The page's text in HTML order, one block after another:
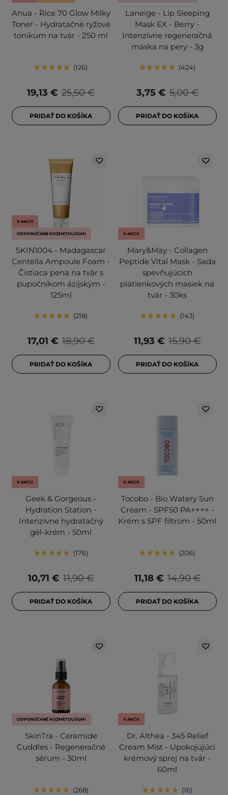
Anua - Rice 70 Glow Milky
Toner - Hydratačné ryžové
tonikum na tvár - 250 ml
126
25,50 €
19,13 €
PRIDAŤ DO KOŠÍKA
Laneige - Lip Sleeping
Mask EX - Berry -
Intenzívne regeneračná
maska na pery - 3g
424
5,00 €
3,75 €
PRIDAŤ DO KOŠÍKA
V AKCII
ODPORÚČANÉ KOZMETOLÓGMI
SKIN1004 - Madagascar
Centella Ampoule Foam -
Čistiaca pena na tvár s
pupočníkom ázijským -
125ml
218
18,90 €
17,01 €
PRIDAŤ DO KOŠÍKA
V AKCII
Mary&May - Collagen
Peptide Vital Mask - Sada
spevňujúcich
plátienkových masiek na
tvár - 30ks
143
15,90 €
11,93 €
PRIDAŤ DO KOŠÍKA
V AKCII
Geek & Gorgeous -
Hydration Station -
Intenzívne hydratačný
gél-krém - 50ml
176
11,90 €
10,71 €
PRIDAŤ DO KOŠÍKA
V AKCII
Tocobo - Bio Watery Sun
Cream - SPF50 PA++++ -
Krém s SPF filtrom - 50ml
206
14,90 €
11,18 €
PRIDAŤ DO KOŠÍKA
ODPORÚČANÉ KOZMETOLÓGMI
SkinTra - Ceramide
Cuddles - Regeneračné
sérum - 30ml
268
V AKCII
Dr. Althea - 345 Relief
Cream Mist - Upokojujúci
krémový sprej na tvár -
60ml
16